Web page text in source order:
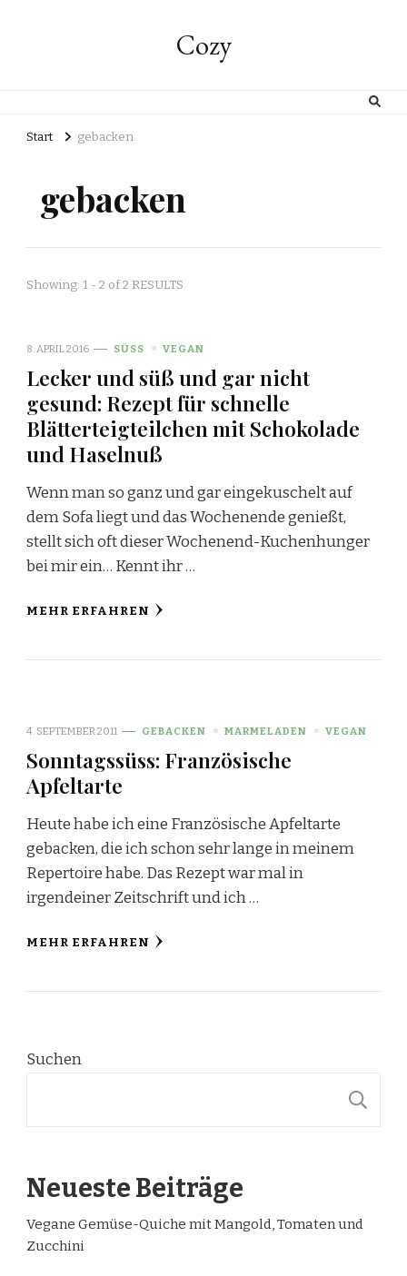
Cozy
Start gebacken
gebacken
Showing: 1 - 2 of 2 RESULTS
8. APRIL 2016 SÜSS VEGAN
Lecker und süß und gar nicht
gesund: Rezept für schnelle
Blätterteigteilchen mit Schokolade
und Haselnuß
Wenn man so ganz und gar eingekuschelt auf
dem Sofa liegt und das Wochenende genießt,
stellt sich oft dieser Wochenend-Kuchenhunger
bei mir ein… Kennt ihr …
MEHR ERFAHREN
4. SEPTEMBER 2011 GEBACKEN MARMELADEN VEGAN
Sonntagssüss: Französische
Apfeltarte
Heute habe ich eine Französische Apfeltarte
gebacken, die ich schon sehr lange in meinem
Repertoire habe. Das Rezept war mal in
irgendeiner Zeitschrift und ich …
MEHR ERFAHREN
Suchen
Neueste Beiträge
Vegane Gemüse-Quiche mit Mangold, Tomaten und
Zucchini